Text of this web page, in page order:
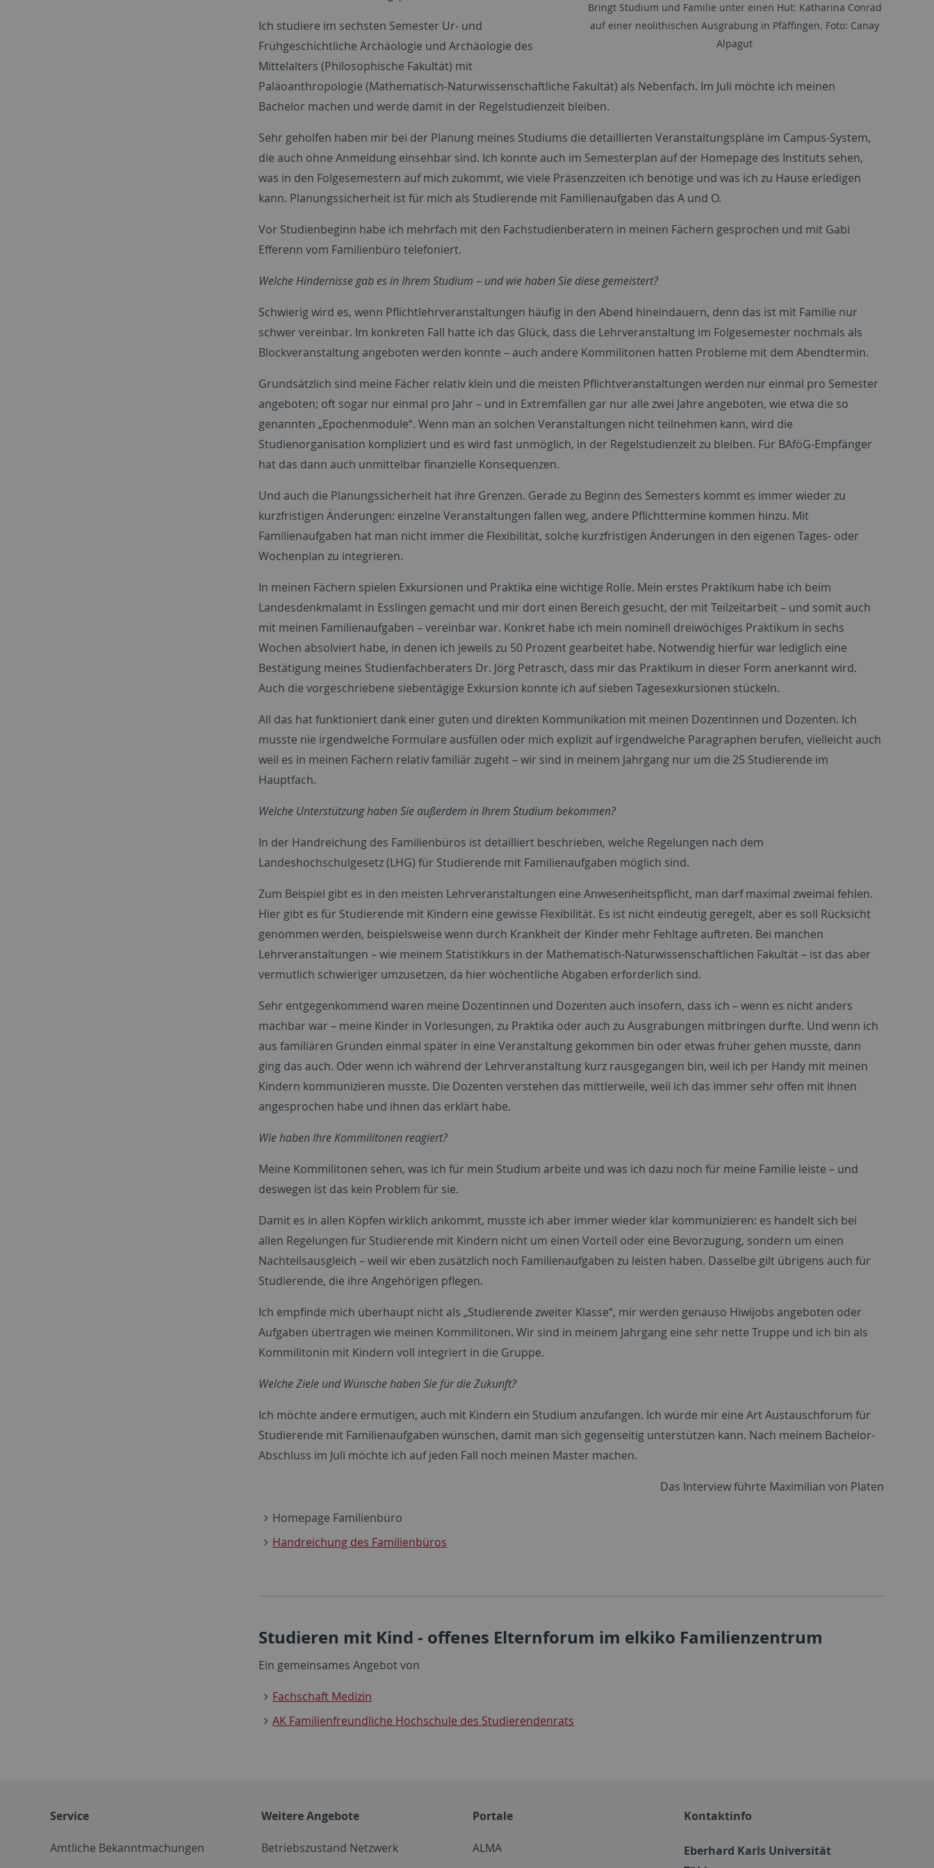
Bringt Studium und Familie unter einen Hut: Katharina Conrad
auf einer neolithischen Ausgrabung in Pfäffingen. Foto: Canay
Alpagut
Ich studiere im sechsten Semester Ur- und
Frühgeschichtliche Archäologie und Archäologie des
Mittelalters (Philosophische Fakultät) mit
Paläoanthropologie (Mathematisch-Naturwissenschaftliche Fakultät) als Nebenfach. Im Juli möchte ich meinen
Bachelor machen und werde damit in der Regelstudienzeit bleiben.
Sehr geholfen haben mir bei der Planung meines Studiums die detaillierten Veranstaltungspläne im Campus-System,
die auch ohne Anmeldung einsehbar sind. Ich konnte auch im Semesterplan auf der Homepage des Instituts sehen,
was in den Folgesemestern auf mich zukommt, wie viele Präsenzzeiten ich benötige und was ich zu Hause erledigen
kann. Planungssicherheit ist für mich als Studierende mit Familienaufgaben das A und O.
Vor Studienbeginn habe ich mehrfach mit den Fachstudienberatern in meinen Fächern gesprochen und mit Gabi
Efferenn vom Familienbüro telefoniert.
Welche Hindernisse gab es in Ihrem Studium – und wie haben Sie diese gemeistert?
Schwierig wird es, wenn Pflichtlehrveranstaltungen häufig in den Abend hineindauern, denn das ist mit Familie nur
schwer vereinbar. Im konkreten Fall hatte ich das Glück, dass die Lehrveranstaltung im Folgesemester nochmals als
Blockveranstaltung angeboten werden konnte – auch andere Kommilitonen hatten Probleme mit dem Abendtermin.
Grundsätzlich sind meine Fächer relativ klein und die meisten Pflichtveranstaltungen werden nur einmal pro Semester
angeboten; oft sogar nur einmal pro Jahr – und in Extremfällen gar nur alle zwei Jahre angeboten, wie etwa die so
genannten „Epochenmodule“. Wenn man an solchen Veranstaltungen nicht teilnehmen kann, wird die
Studienorganisation kompliziert und es wird fast unmöglich, in der Regelstudienzeit zu bleiben. Für BAföG-Empfänger
hat das dann auch unmittelbar finanzielle Konsequenzen.
Und auch die Planungssicherheit hat ihre Grenzen. Gerade zu Beginn des Semesters kommt es immer wieder zu
kurzfristigen Änderungen: einzelne Veranstaltungen fallen weg, andere Pflichttermine kommen hinzu. Mit
Familienaufgaben hat man nicht immer die Flexibilität, solche kurzfristigen Änderungen in den eigenen Tages- oder
Wochenplan zu integrieren.
In meinen Fächern spielen Exkursionen und Praktika eine wichtige Rolle. Mein erstes Praktikum habe ich beim
Landesdenkmalamt in Esslingen gemacht und mir dort einen Bereich gesucht, der mit Teilzeitarbeit – und somit auch
mit meinen Familienaufgaben – vereinbar war. Konkret habe ich mein nominell dreiwöchiges Praktikum in sechs
Wochen absolviert habe, in denen ich jeweils zu 50 Prozent gearbeitet habe. Notwendig hierfür war lediglich eine
Bestätigung meines Studienfachberaters Dr. Jörg Petrasch, dass mir das Praktikum in dieser Form anerkannt wird.
Auch die vorgeschriebene siebentägige Exkursion konnte ich auf sieben Tagesexkursionen stückeln.
All das hat funktioniert dank einer guten und direkten Kommunikation mit meinen Dozentinnen und Dozenten. Ich
musste nie irgendwelche Formulare ausfüllen oder mich explizit auf irgendwelche Paragraphen berufen, vielleicht auch
weil es in meinen Fächern relativ familiär zugeht – wir sind in meinem Jahrgang nur um die 25 Studierende im
Hauptfach.
Welche Unterstützung haben Sie außerdem in Ihrem Studium bekommen?
In der Handreichung des Familienbüros ist detailliert beschrieben, welche Regelungen nach dem
Landeshochschulgesetz (LHG) für Studierende mit Familienaufgaben möglich sind.
Zum Beispiel gibt es in den meisten Lehrveranstaltungen eine Anwesenheitspflicht, man darf maximal zweimal fehlen.
Hier gibt es für Studierende mit Kindern eine gewisse Flexibilität. Es ist nicht eindeutig geregelt, aber es soll Rücksicht
genommen werden, beispielsweise wenn durch Krankheit der Kinder mehr Fehltage auftreten. Bei manchen
Lehrveranstaltungen – wie meinem Statistikkurs in der Mathematisch-Naturwissenschaftlichen Fakultät – ist das aber
vermutlich schwieriger umzusetzen, da hier wöchentliche Abgaben erforderlich sind.
Sehr entgegenkommend waren meine Dozentinnen und Dozenten auch insofern, dass ich – wenn es nicht anders
machbar war – meine Kinder in Vorlesungen, zu Praktika oder auch zu Ausgrabungen mitbringen durfte. Und wenn ich
aus familiären Gründen einmal später in eine Veranstaltung gekommen bin oder etwas früher gehen musste, dann
ging das auch. Oder wenn ich während der Lehrveranstaltung kurz rausgegangen bin, weil ich per Handy mit meinen
Kindern kommunizieren musste. Die Dozenten verstehen das mittlerweile, weil ich das immer sehr offen mit ihnen
angesprochen habe und ihnen das erklärt habe.
Wie haben Ihre Kommilitonen reagiert?
Meine Kommilitonen sehen, was ich für mein Studium arbeite und was ich dazu noch für meine Familie leiste – und
deswegen ist das kein Problem für sie.
Damit es in allen Köpfen wirklich ankommt, musste ich aber immer wieder klar kommunizieren: es handelt sich bei
allen Regelungen für Studierende mit Kindern nicht um einen Vorteil oder eine Bevorzugung, sondern um einen
Nachteilsausgleich – weil wir eben zusätzlich noch Familienaufgaben zu leisten haben. Dasselbe gilt übrigens auch für
Studierende, die ihre Angehörigen pflegen.
Ich empfinde mich überhaupt nicht als „Studierende zweiter Klasse“, mir werden genauso Hiwijobs angeboten oder
Aufgaben übertragen wie meinen Kommilitonen. Wir sind in meinem Jahrgang eine sehr nette Truppe und ich bin als
Kommilitonin mit Kindern voll integriert in die Gruppe.
Welche Ziele und Wünsche haben Sie für die Zukunft?
Ich möchte andere ermutigen, auch mit Kindern ein Studium anzufangen. Ich würde mir eine Art Austauschforum für
Studierende mit Familienaufgaben wünschen, damit man sich gegenseitig unterstützen kann. Nach meinem Bachelor-
Abschluss im Juli möchte ich auf jeden Fall noch meinen Master machen.
Das Interview führte Maximilian von Platen
Homepage Familienbüro
Handreichung des Familienbüros
Studieren mit Kind - offenes Elternforum im elkiko Familienzentrum
Ein gemeinsames Angebot von
Fachschaft Medizin
AK Familienfreundliche Hochschule des Studierendenrats
Service
Amtliche Bekanntmachungen
Weitere Angebote
Betriebszustand Netzwerk
Portale
ALMA
Kontaktinfo
Eberhard Karls Universität